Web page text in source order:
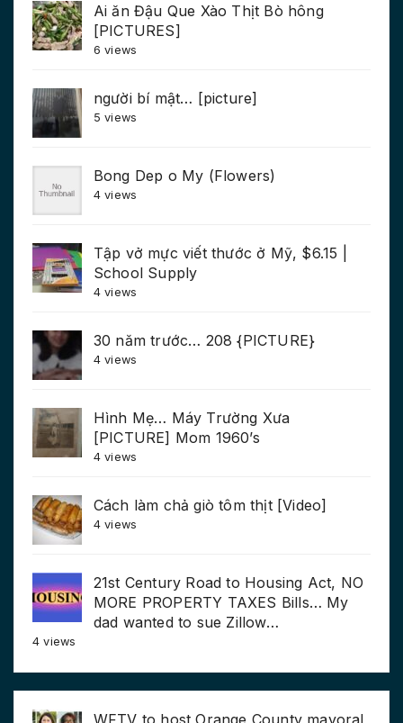
Ai ăn Đậu Que Xào Thịt Bò hông
[PICTURES]
6 views
người bí mật… [picture]
5 views
Bong Dep o My (Flowers)
4 views
Tập vở mực viết thước ở Mỹ, $6.15 |
School Supply
4 views
30 năm trước… 208 {PICTURE}
4 views
Hình Mẹ… Máy Trường Xưa
[PICTURE] Mom 1960’s
4 views
Cách làm chả giò tôm thịt [Video]
4 views
21st Century Road to Housing Act, NO
MORE PROPERTY TAXES Bills… My
dad wanted to sue Zillow…
4 views